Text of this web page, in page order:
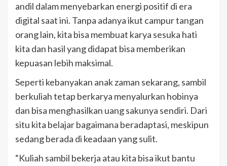
andil dalam menyebarkan energi positif di era
digital saat ini. Tanpa adanya ikut campur tangan
orang lain, kita bisa membuat karya sesuka hati
kita dan hasil yang didapat bisa memberikan
kepuasan lebih maksimal.
Seperti kebanyakan anak zaman sekarang, sambil
berkuliah tetap berkarya menyalurkan hobinya
dan bisa menghasilkan uang sakunya sendiri. Dari
situ kita belajar bagaimana beradaptasi, meskipun
sedang berada di keadaan yang sulit.
“Kuliah sambil bekerja atau kita bisa ikut bantu